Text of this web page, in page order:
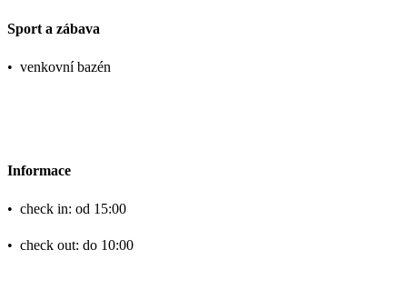
Sport a zábava
• venkovní bazén
Informace
• check in: od 15:00
• check out: do 10:00